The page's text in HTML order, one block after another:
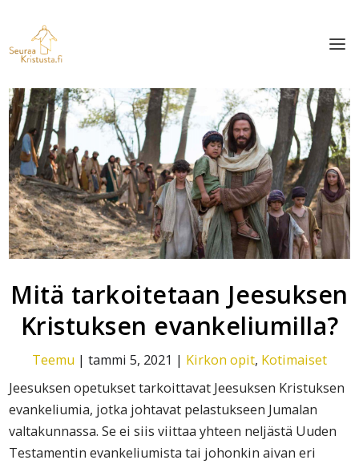
Mitä tarkoitetaan Jeesuksen
Kristuksen evankeliumilla?
Teemu | tammi 5, 2021 | Kirkon opit, Kotimaiset
Jeesuksen opetukset tarkoittavat Jeesuksen Kristuksen
evankeliumia, jotka johtavat pelastukseen Jumalan
valtakunnassa. Se ei siis viittaa yhteen neljästä Uuden
Testamentin evankeliumista tai johonkin aivan eri